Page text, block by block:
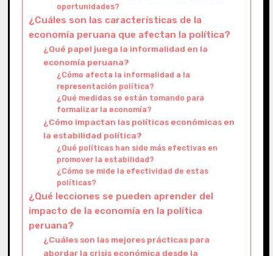
oportunidades?
¿Cuáles son las características de la
economía peruana que afectan la política?
¿Qué papel juega la informalidad en la
economía peruana?
¿Cómo afecta la informalidad a la
representación política?
¿Qué medidas se están tomando para
formalizar la economía?
¿Cómo impactan las políticas económicas en
la estabilidad política?
¿Qué políticas han sido más efectivas en
promover la estabilidad?
¿Cómo se mide la efectividad de estas
políticas?
¿Qué lecciones se pueden aprender del
impacto de la economía en la política
peruana?
¿Cuáles son las mejores prácticas para
abordar la crisis económica desde la